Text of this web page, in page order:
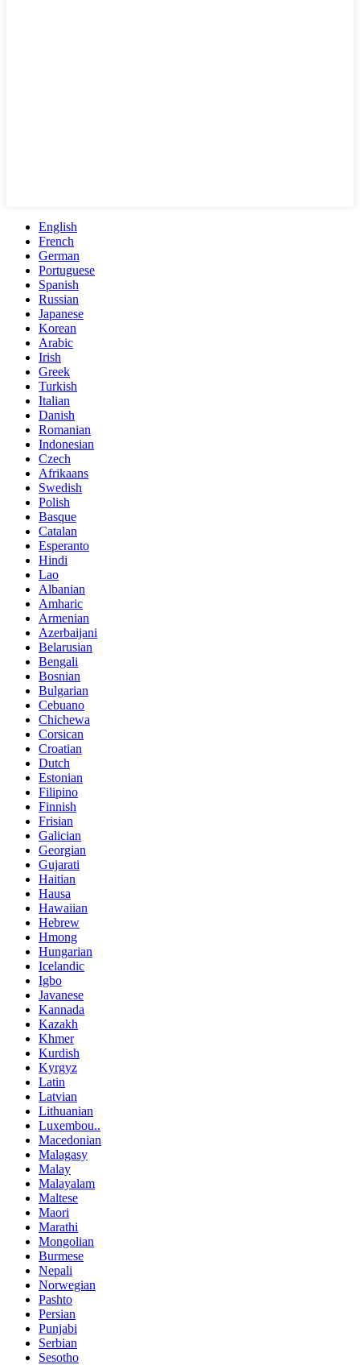
English
French
German
Portuguese
Spanish
Russian
Japanese
Korean
Arabic
Irish
Greek
Turkish
Italian
Danish
Romanian
Indonesian
Czech
Afrikaans
Swedish
Polish
Basque
Catalan
Esperanto
Hindi
Lao
Albanian
Amharic
Armenian
Azerbaijani
Belarusian
Bengali
Bosnian
Bulgarian
Cebuano
Chichewa
Corsican
Croatian
Dutch
Estonian
Filipino
Finnish
Frisian
Galician
Georgian
Gujarati
Haitian
Hausa
Hawaiian
Hebrew
Hmong
Hungarian
Icelandic
Igbo
Javanese
Kannada
Kazakh
Khmer
Kurdish
Kyrgyz
Latin
Latvian
Lithuanian
Luxembou..
Macedonian
Malagasy
Malay
Malayalam
Maltese
Maori
Marathi
Mongolian
Burmese
Nepali
Norwegian
Pashto
Persian
Punjabi
Serbian
Sesotho